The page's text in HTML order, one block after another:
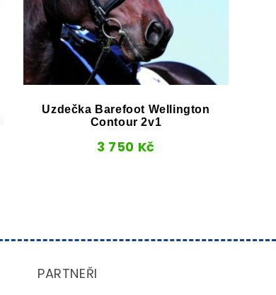
Uzdečka Barefoot Wellington
Contour 2v1
3 750 Kč
PARTNEŘI